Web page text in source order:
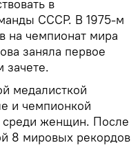
в
СССР. В 1975-м
на чемпионат мира
заняла первое
зачете.
медалисткой
и чемпионкой
среди женщин. После
8 мировых рекордов